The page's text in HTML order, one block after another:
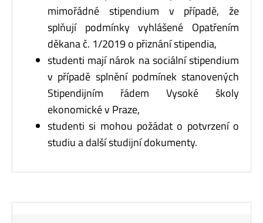
mimořádné stipendium v případě, že
splňují podmínky vyhlášené Opatřením
děkana č. 1/2019 o přiznání stipendia,
studenti mají nárok na sociální stipendium
v případě splnění podmínek stanovených
Stipendijním řádem Vysoké školy
ekonomické v Praze,
studenti si mohou požádat o potvrzení o
studiu a další studijní dokumenty.